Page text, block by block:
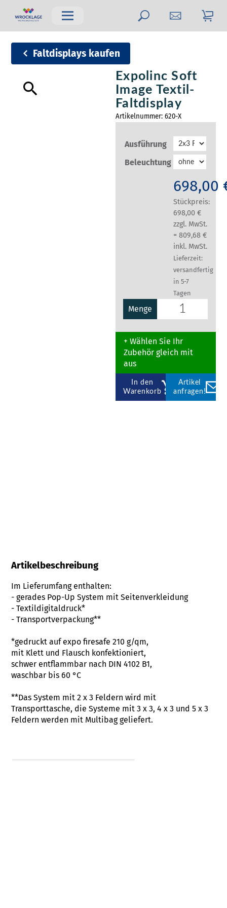
Faltdisplays kaufen
Expolinc Soft
Image Textil-
Faltdisplay
Artikelnummer:620-X
Ausführung
Beleuchtung
698,00
Stückpreis:
698,00 €
zzgl. MwSt.
= 809,68 €
inkl. MwSt.
Lieferzeit:
versandfertig
in 5-7
Tagen
Menge
+ Wählen Sie Ihr
Zubehör gleich mit
aus
In den
Warenkorb
Artikel
anfragen!
Artikelbeschreibung
Im Lieferumfang enthalten:
- gerades Pop-Up System mit Seitenverkleidung
- Textildigitaldruck*
- Transportverpackung**
*gedruckt auf expo firesafe 210 g/qm,
mit Klett und Flausch konfektioniert,
schwer entflammbar nach DIN 4102 B1,
waschbar bis 60 °C
**Das System mit 2 x 3 Feldern wird mit
Transporttasche, die Systeme mit 3 x 3, 4 x 3 und 5 x 3
Feldern werden mit Multibag geliefert.